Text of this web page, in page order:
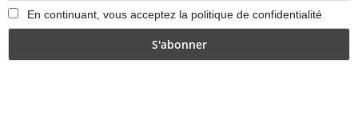
En continuant, vous acceptez la politique de confidentialité